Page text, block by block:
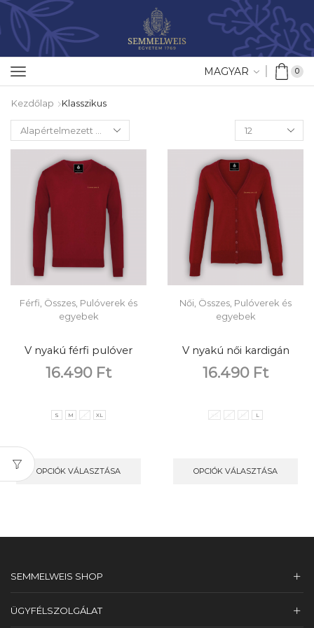
MAGYAR 0
Kezdőlap Klasszikus
Férfi Összes Pulóverek és
egyebek
V nyakú férfi pulóver
16.490 Ft
S M L XL
OPCIÓK VÁLASZTÁSA
Női Összes Pulóverek és
egyebek
V nyakú női kardigán
16.490 Ft
S M L
OPCIÓK VÁLASZTÁSA
SEMMELWEIS SHOP
ÜGYFÉLSZOLGÁLAT